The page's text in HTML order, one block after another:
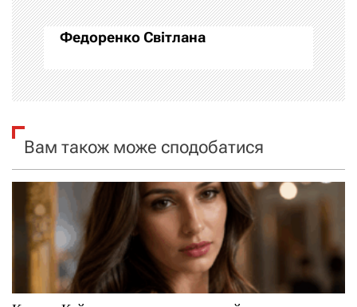
а
ц
і
а
п
с
Федоренко Світлана
Вам також може сподобатися